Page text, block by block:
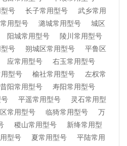
号 长子常用型号
武乡常用
用型号 潞城常用型号
城区
阳城常用型号
陵川常用型号
号 朔城区常用型号
平鲁区
应常用型号
右玉常用型号
型号 榆社常用型号
左权常
昔阳常用型号
寿阳常用型号
平遥常用型号
灵石常用型
常用型号 临猗常用型号
万
稷山常用型号
新绛常用型
型号 夏常用型号
平陆常用